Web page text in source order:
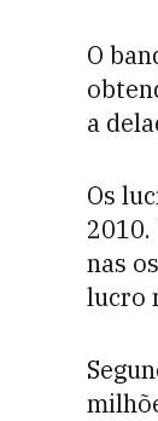
O
a
Os
nas
lucro